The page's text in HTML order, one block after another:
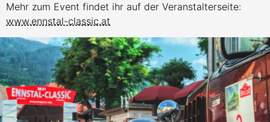
Mehr zum Event findet ihr auf der Veranstalterseite:
www.ennstal-classic.at